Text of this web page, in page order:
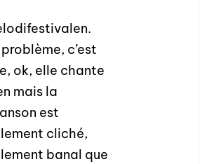
c’est
ok, elle chante
mais la
est
cliché,
banal que